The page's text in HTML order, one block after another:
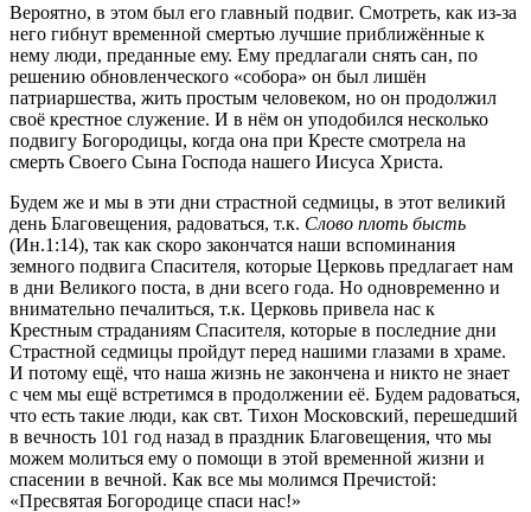
Вероятно, в этом был его главный подвиг. Смотреть, как из-за
него гибнут временной смертью лучшие приближённые к
нему люди, преданные ему. Ему предлагали снять сан, по
решению обновленческого «собора» он был лишён
патриаршества, жить простым человеком, но он продолжил
своё крестное служение. И в нём он уподобился несколько
подвигу Богородицы, когда она при Кресте смотрела на
смерть Своего Сына Господа нашего Иисуса Христа.
Будем же и мы в эти дни страстной седмицы, в этот великий
день Благовещения, радоваться, т.к. Слово плоть бысть
(Ин.1:14), так как скоро закончатся наши вспоминания
земного подвига Спасителя, которые Церковь предлагает нам
в дни Великого поста, в дни всего года. Но одновременно и
внимательно печалиться, т.к. Церковь привела нас к
Крестным страданиям Спасителя, которые в последние дни
Страстной седмицы пройдут перед нашими глазами в храме.
И потому ещё, что наша жизнь не закончена и никто не знает
с чем мы ещё встретимся в продолжении её. Будем радоваться,
что есть такие люди, как свт. Тихон Московский, перешедший
в вечность 101 год назад в праздник Благовещения, что мы
можем молиться ему о помощи в этой временной жизни и
спасении в вечной. Как все мы молимся Пречистой:
«Пресвятая Богородице спаси нас!»